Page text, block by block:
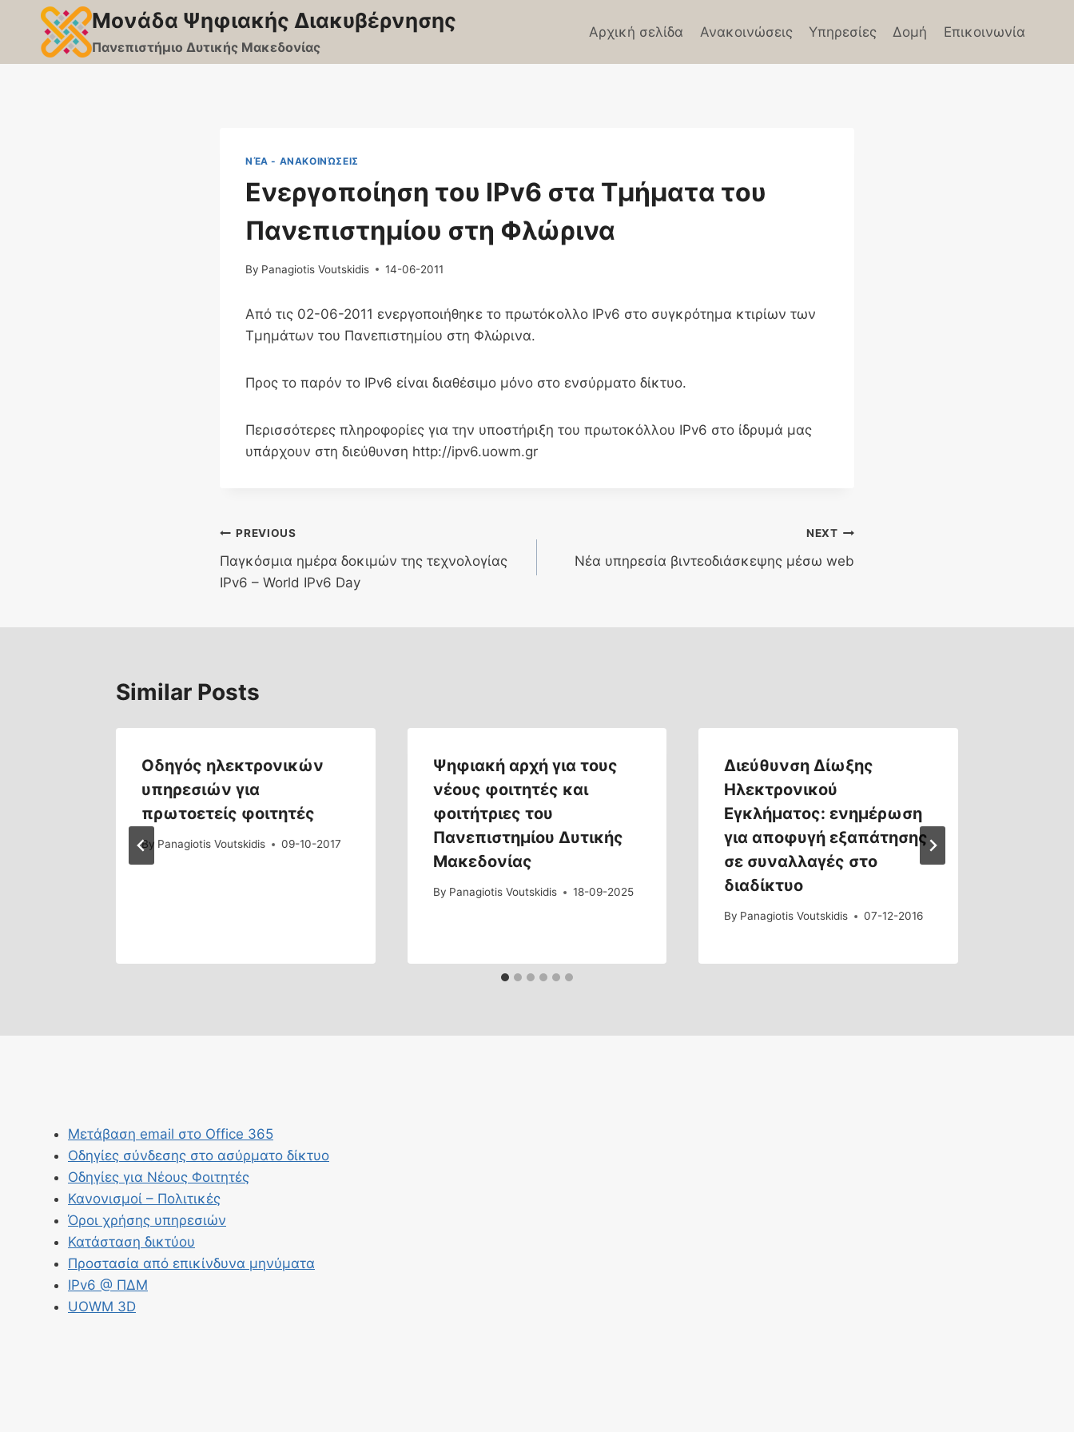
content
Μονάδα Ψηφιακής Διακυβέρνησης
Πανεπιστήμιο Δυτικής Μακεδονίας
Αρχική σελίδα Ανακοινώσεις Υπηρεσίες Δομή Επικοινωνία
ΝΈΑ - ΑΝΑΚΟΙΝΏΣΕΙΣ
Ενεργοποίηση του IPv6 στα Τμήματα του
Πανεπιστημίου στη Φλώρινα
By Panagiotis Voutskidis 14-06-2011
Από τις 02-06-2011 ενεργοποιήθηκε το πρωτόκολλο IPv6 στο συγκρότημα κτιρίων των
Τμημάτων του Πανεπιστημίου στη Φλώρινα.
Προς το παρόν το IPv6 είναι διαθέσιμο μόνο στο ενσύρματο δίκτυο.
Περισσότερες πληροφορίες για την υποστήριξη του πρωτοκόλλου IPv6 στο ίδρυμά μας
υπάρχουν στη διεύθυνση http://ipv6.uowm.gr
Post
navigation
PREVIOUS
Παγκόσμια ημέρα δοκιμών της τεχνολογίας
IPv6 – World IPv6 Day
NEXT
Νέα υπηρεσία βιντεοδιάσκεψης μέσω web
Similar Posts
Οδηγός ηλεκτρονικών
υπηρεσιών για
πρωτοετείς φοιτητές
By Panagiotis Voutskidis 09-10-2017
Ψηφιακή αρχή για τους
νέους φοιτητές και
φοιτήτριες του
Πανεπιστημίου Δυτικής
Μακεδονίας
By Panagiotis Voutskidis 18-09-2025
Διεύθυνση Δίωξης
Ηλεκτρονικού
Εγκλήματος: ενημέρωση
για αποφυγή εξαπάτησης
σε συναλλαγές στο
διαδίκτυο
By Panagiotis Voutskidis 07-12-2016
Μετάβαση email στο Office 365
Οδηγίες σύνδεσης στο ασύρματο δίκτυο
Οδηγίες για Νέους Φοιτητές
Κανονισμοί – Πολιτικές
Όροι χρήσης υπηρεσιών
Κατάσταση δικτύου
Προστασία από επικίνδυνα μηνύματα
IPv6 @ ΠΔΜ
UOWM 3D